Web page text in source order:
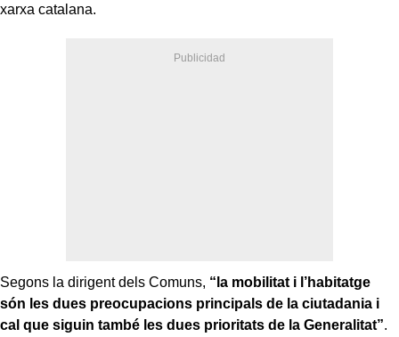
xarxa catalana.
Segons la dirigent dels Comuns, “la mobilitat i l’habitatge
són les dues preocupacions principals de la ciutadania i
cal que siguin també les dues prioritats de la Generalitat”.